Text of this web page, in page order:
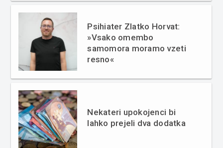
Psihiater Zlatko Horvat:
»Vsako omembo
samomora moramo vzeti
resno«
Nekateri upokojenci bi
lahko prejeli dva dodatka